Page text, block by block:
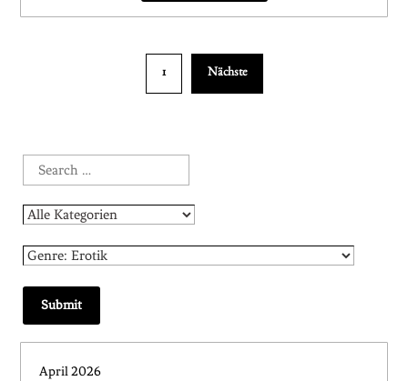
1 Nächste
April 2026